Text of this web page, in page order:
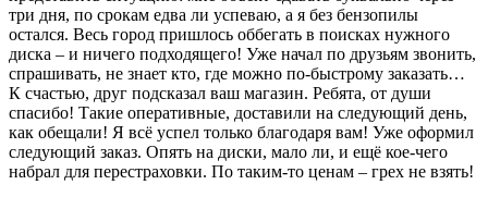
три дня, по срокам едва ли успеваю, а я без бензопилы
остался. Весь город пришлось оббегать в поисках нужного
диска – и ничего подходящего! Уже начал по друзьям звонить,
спрашивать, не знает кто, где можно по-быстрому заказать…
К счастью, друг подсказал ваш магазин. Ребята, от души
спасибо! Такие оперативные, доставили на следующий день,
как обещали! Я всё успел только благодаря вам! Уже оформил
следующий заказ. Опять на диски, мало ли, и ещё кое-чего
набрал для перестраховки. По таким-то ценам – грех не взять!